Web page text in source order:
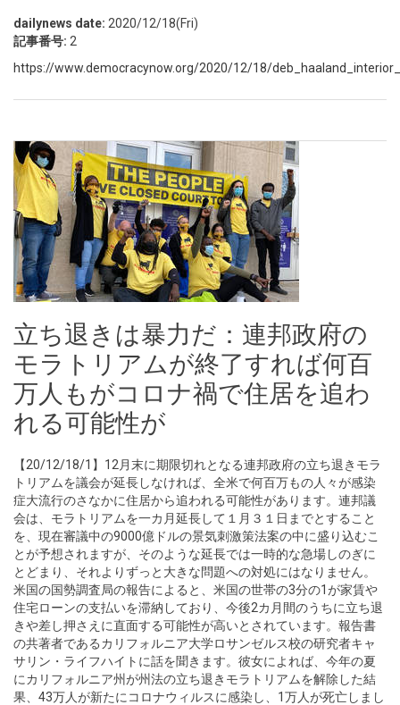
dailynews date: 2020/12/18(Fri)
記事番号: 2
https://www.democracynow.org/2020/12/18/
立ち退きは暴力だ：連邦政府の
モラトリアムが終了すれば何百
万人もがコロナ禍で住居を追わ
れる可能性が
【20/12/18/1】12月末に期限切れとなる連邦政府の立ち退きモラ
トリアムを議会が延長しなければ、全米で何百万もの人々が感染
症大流行のさなかに住居から追われる可能性があります。連邦議
会は、モラトリアムを一カ月延長して１月３１日までとすること
を、現在審議中の9000億ドルの景気刺激策法案の中に盛り込むこ
とが予想されますが、そのような延長では一時的な急場しのぎに
とどまり、それよりずっと大きな問題への対処にはなりません。
米国の国勢調査局の報告によると、米国の世帯の3分の1が家賃や
住宅ローンの支払いを滞納しており、今後2カ月間のうちに立ち退
きや差し押さえに直面する可能性が高いとされています。報告書
の共著者であるカリフォルニア大学ロサンゼルス校の研究者キャ
サリン・ライフハイトに話を聞きます。彼女によれば、今年の夏
にカリフォルニア州が州法の立ち退きモラトリアムを解除した結
果、43万人が新たにコロナウィルスに感染し、1万人が死亡しまし